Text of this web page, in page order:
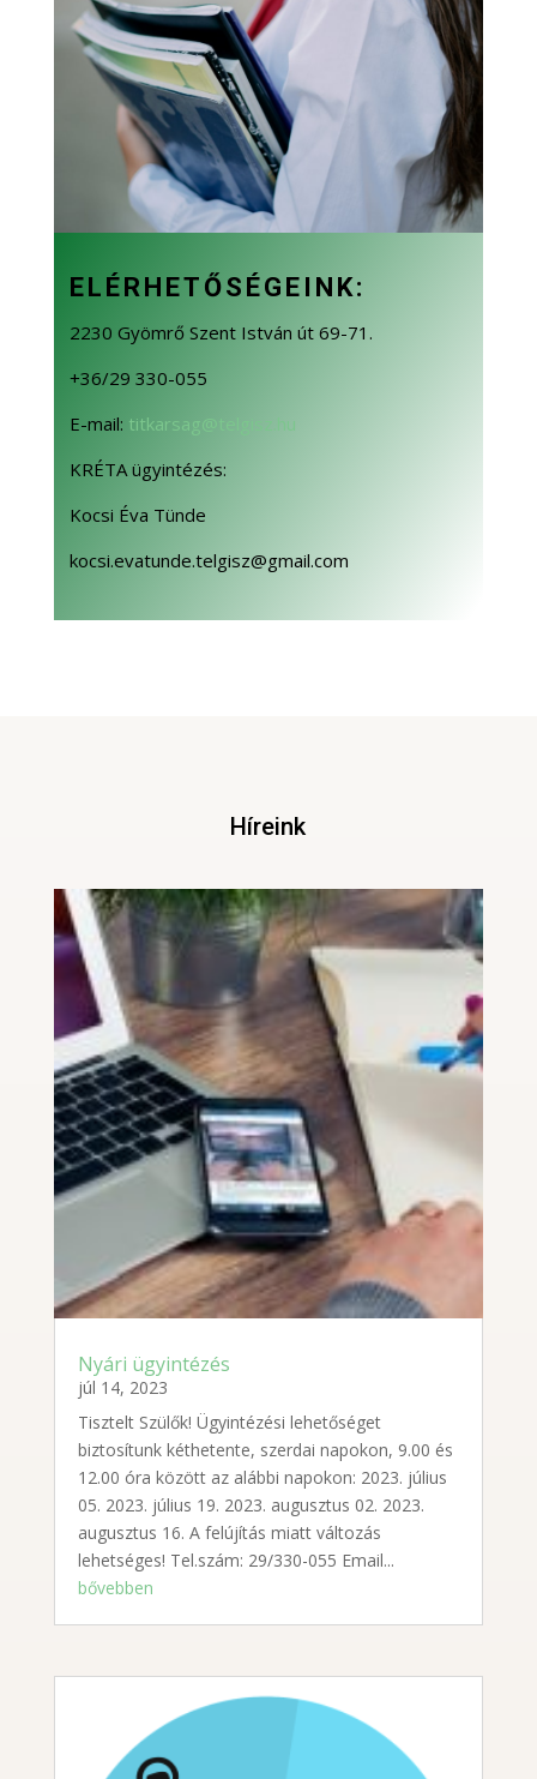
ELÉRHETŐSÉGEINK:
2230 Gyömrő Szent István út 69-71.
+36/29 330-055
E-mail: titkarsag@telgisz.hu
KRÉTA ügyintézés:
Kocsi Éva Tünde
kocsi.evatunde.telgisz@gmail.com
Híreink
Nyári ügyintézés
júl 14, 2023
Tisztelt Szülők! Ügyintézési lehetőséget
biztosítunk kéthetente, szerdai napokon, 9.00 és
12.00 óra között az alábbi napokon: 2023. július
05. 2023. július 19. 2023. augusztus 02. 2023.
augusztus 16. A felújítás miatt változás
lehetséges! Tel.szám: 29/330-055 Email...
bővebben